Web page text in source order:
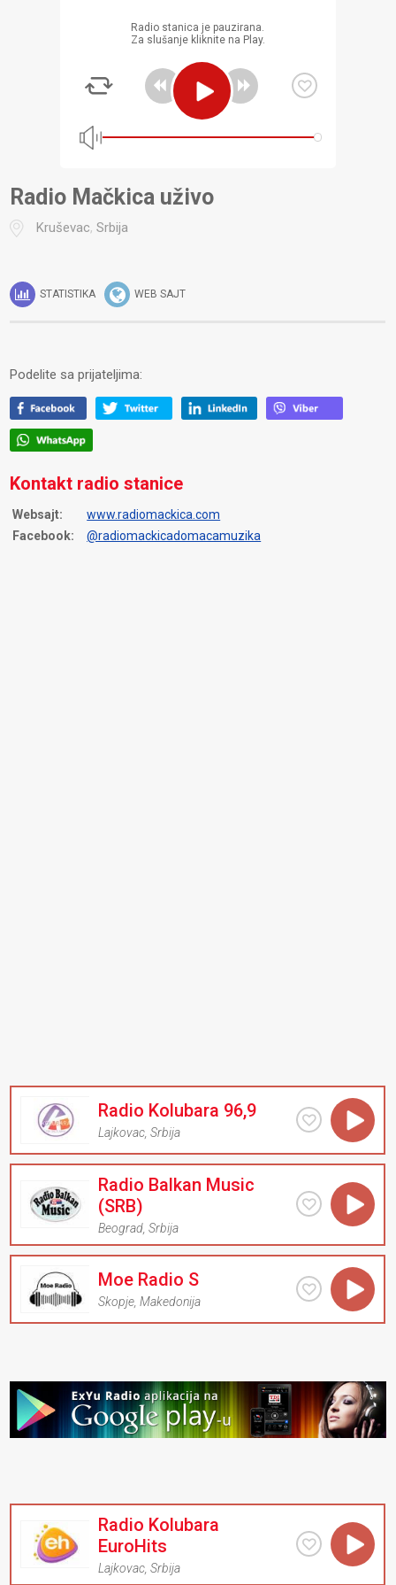
Radio stanica je pauzirana.
Za slušanje kliknite na Play.
Radio Mačkica uživo
Kruševac,Srbija
STATISTIKA WEB SAJT
Podelite sa prijateljima:
Kontakt radio stanice
Websajt:
www.radiomackica.com
Facebook:
@radiomackicadomacamuzika
Radio Kolubara 96,9
Lajkovac ,Srbija
Radio Balkan Music
(SRB)
Beograd ,Srbija
Moe Radio S
Skopje ,Makedonija
Radio Kolubara
EuroHits
Lajkovac ,Srbija